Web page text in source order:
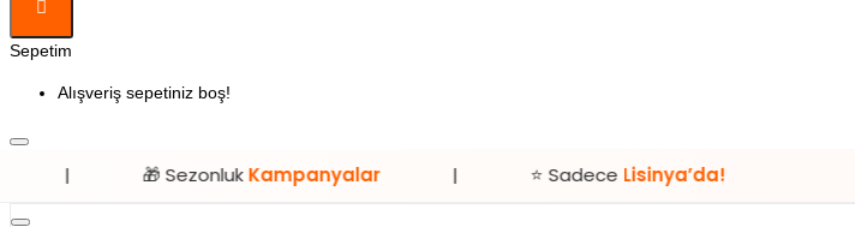
Sepetim
Alışveriş sepetiniz boş!
🎁 Sezonluk Kampanyalar | ⭐ Sadece Lisinya’da!